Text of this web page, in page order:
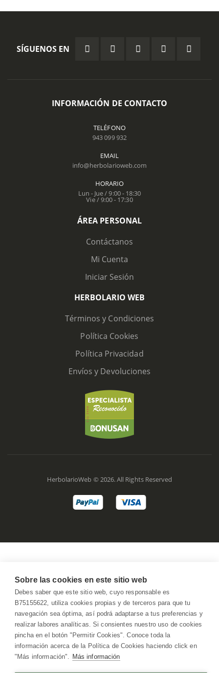
SÍGUENOS EN
INFORMACIÓN DE CONTACTO
TELÉFONO
943 099 932
EMAIL
info@herbolarioweb.com
HORARIO
Lun - Jue / 9:00 - 18:30
Vie / 9:00 - 17:30
ÁREA PERSONAL
Contáctanos
Mi Cuenta
Iniciar Sesión
HERBOLARIO WEB
Términos y Condiciones
Política Cookies
Política Privacidad
Envíos y Devoluciones
HerbolarioWeb © 2026. All Rights Reserved
Sobre las cookies en este sitio web
Debes saber que este sitio web, cuyo responsable es
B75155622, utiliza cookies propias y de terceros para que tu
navegación sea óptima, así podrá adaptarse a tus preferencias y
realizar labores analíticas. Si consientes nuestro uso de cookies
pincha en el botón "Permitir Cookies". Conoce toda la
información acerca de la Política de Cookies haciendo click en
"Más información". Más información